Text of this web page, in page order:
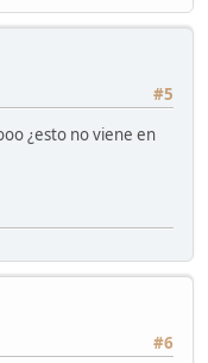
#5
¿esto no viene en
#6